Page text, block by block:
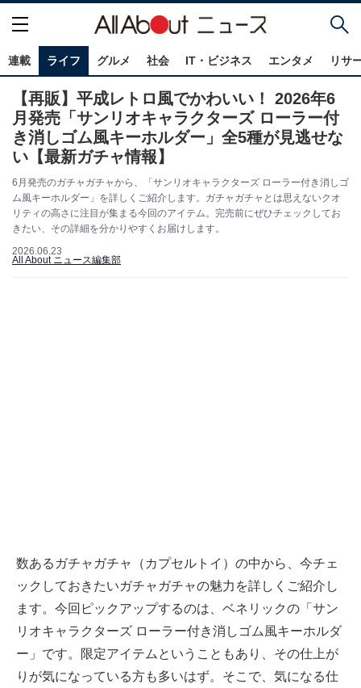
連載 ライフ グルメ 社会 IT・ビジネス エンタメ リサ
【再販】平成レトロ風でかわいい！ 2026年6
月発売「サンリオキャラクターズ ローラー付
き消しゴム風キーホルダー」全5種が見逃せな
い【最新ガチャ情報】
6月発売のガチャガチャから、「サンリオキャラクターズ ローラー付き消しゴ
ム風キーホルダー」を詳しくご紹介します。ガチャガチャとは思えないクオ
リティの高さに注目が集まる今回のアイテム。完売前にぜひチェックしてお
きたい、その詳細を分かりやすくお届けします。
2026.06.23
All About ニュース編集部
数あるガチャガチャ（カプセルトイ）の中から、今チェ
ックしておきたいガチャガチャの魅力を詳しくご紹介し
ます。今回ピックアップするのは、ベネリックの「サン
リオキャラクターズ ローラー付き消しゴム風キーホルダ
ー」です。限定アイテムということもあり、その仕上が
りが気になっている方も多いはず。そこで、気になる仕